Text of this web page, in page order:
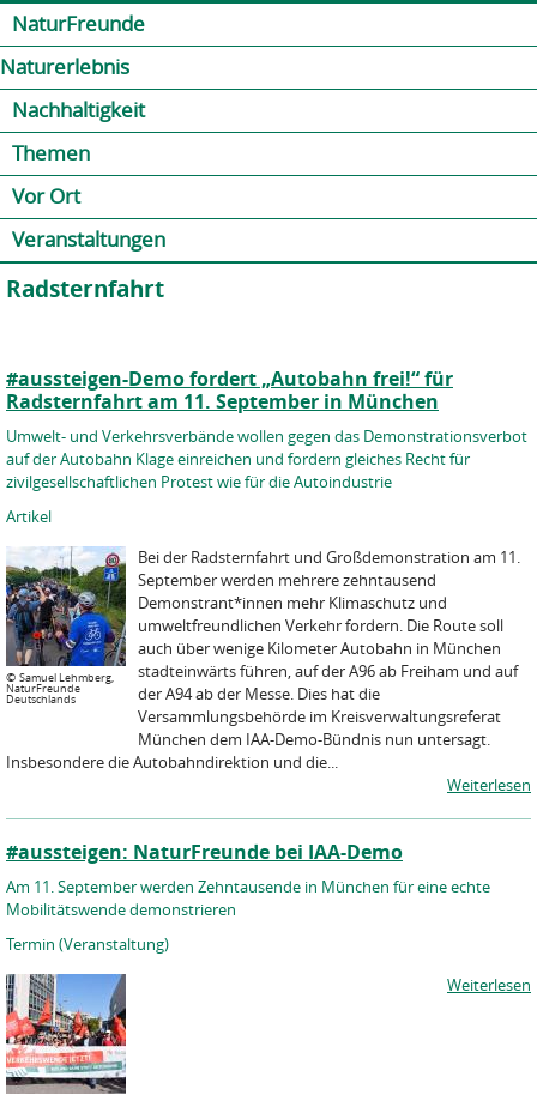
NaturFreunde
Naturerlebnis
Nachhaltigkeit
Themen
Vor Ort
Veranstaltungen
Radsternfahrt
#aussteigen-Demo fordert „Autobahn frei!“ für
Radsternfahrt am 11. September in München
Umwelt- und Verkehrsverbände wollen gegen das Demonstrationsverbot
auf der Autobahn Klage einreichen und fordern gleiches Recht für
zivilgesellschaftlichen Protest wie für die Autoindustrie
Artikel
© Samuel Lehmberg,
NaturFreunde
Deutschlands
Bei der Radsternfahrt und Großdemonstration am 11.
September werden mehrere zehntausend
Demonstrant*innen mehr Klimaschutz und
umweltfreundlichen Verkehr fordern. Die Route soll
auch über wenige Kilometer Autobahn in München
stadteinwärts führen, auf der A96 ab Freiham und auf
der A94 ab der Messe. Dies hat die
Versammlungsbehörde im Kreisverwaltungsreferat
München dem IAA-Demo-Bündnis nun untersagt.
Insbesondere die Autobahndirektion und die...
Weiterlesen
#aussteigen: NaturFreunde bei IAA-Demo
Am 11. September werden Zehntausende in München für eine echte
Mobilitätswende demonstrieren
Termin (Veranstaltung)
Weiterlesen